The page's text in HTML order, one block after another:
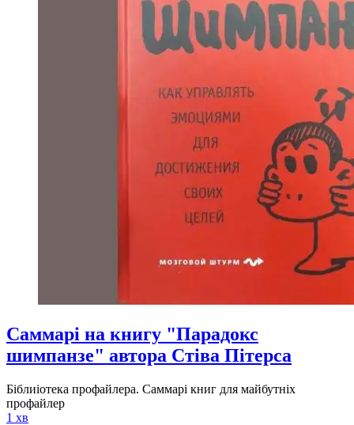
Cаммарі на книгу "Парадокс
шимпанзе" автора Стіва Пітерса
Біблиіотека профайлера. Саммарі книг для майбутніх
профайлер
1 хв